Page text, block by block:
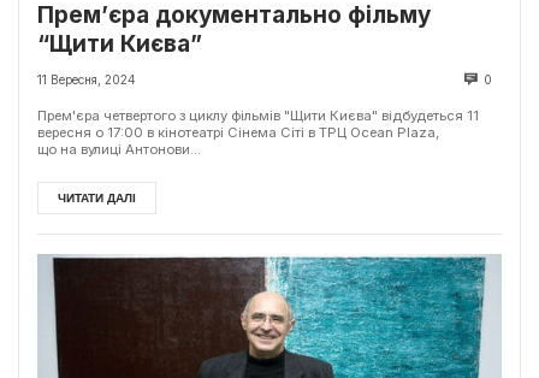
Прем’єра документально фільму
“Щити Києва”
11 Вересня, 2024 0
Прем'єра четвертого з циклу фільмів "Щити Києва" відбудеться 11
вересня о 17:00 в кінотеатрі Сінема Сіті в ТРЦ Ocean Plaza,
що на вулиці Антонови...
ЧИТАТИ ДАЛІ